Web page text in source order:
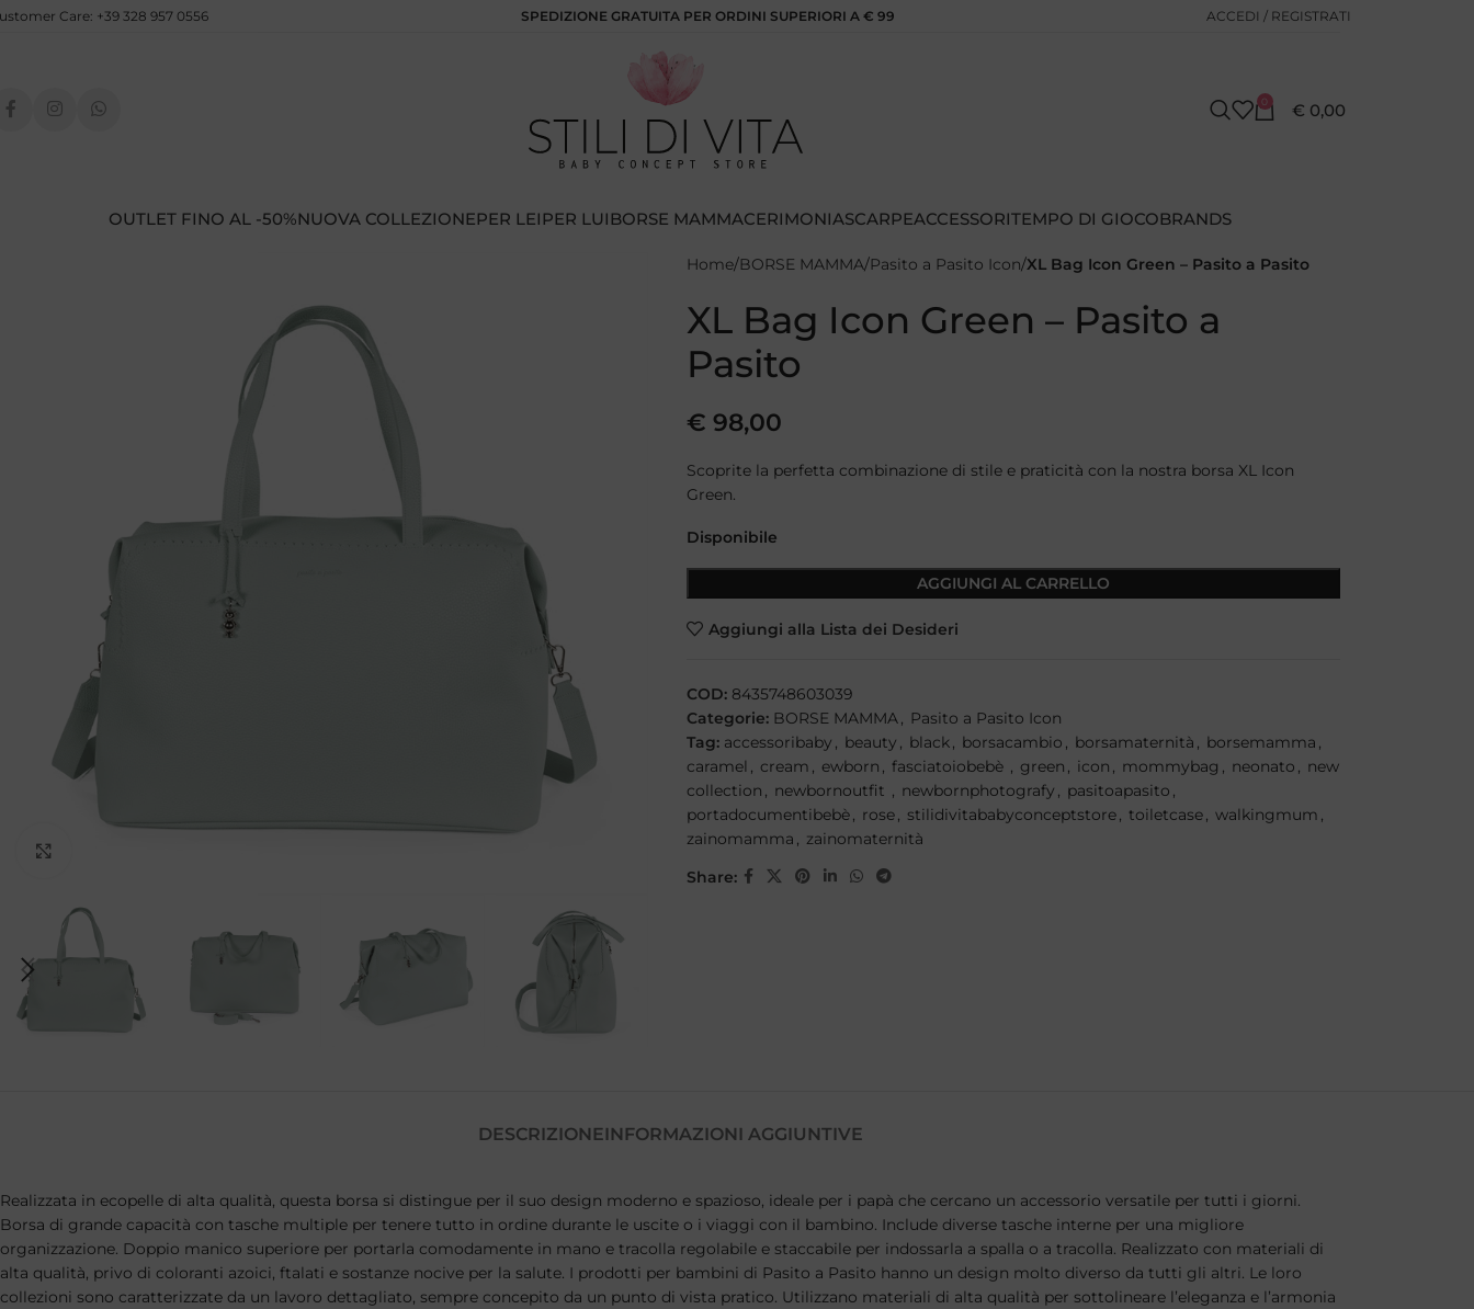
Care: +39 328 957 0556 SPEDIZIONE GRATUITA PER ORDINI SUPERIORI A € 99 ACCEDI / REGISTRATI
0 € 0,00
OUTLET FINO AL -50%NUOVA COLLEZIONEPER LEIPER LUIBORSE MAMMACERIMONIASCARPEACCESSORITEMPO DI GIOCOBRANDS
Home BORSE MAMMA Pasito a Pasito Icon XL Bag Icon Green – Pasito a Pasito
XL Bag Icon Green – Pasito a
Pasito
€ 98,00
Scoprite la perfetta combinazione di stile e praticità con la nostra borsa XL Icon
Green.
Disponibile
AGGIUNGI AL CARRELLO
Aggiungi alla Lista dei Desideri
COD: 8435748603039
Categorie: BORSE MAMMA, Pasito a Pasito Icon
Tag: accessoribaby , beauty , black, borsacambio , borsamaternità , borsemamma ,
caramel , cream , ewborn , fasciatoiobebè , green , icon , mommybag , neonato , new
collection , newbornoutfit , newbornphotografy , pasitoapasito ,
portadocumentibebè, rose, stilidivitababyconceptstore, toiletcase, walkingmum ,
zainomamma , zainomaternità
Share:
DESCRIZIONEINFORMAZIONI AGGIUNTIVE
Realizzata in ecopelle di alta qualità, questa borsa si distingue per il suo design moderno e spazioso, ideale per i papà che cercano un accessorio versatile per tutti i giorni.
Borsa di grande capacità con tasche multiple per tenere tutto in ordine durante le uscite o i viaggi con il bambino. Include diverse tasche interne per una migliore
organizzazione. Doppio manico superiore per portarla comodamente in mano e tracolla regolabile e staccabile per indossarla a spalla o a tracolla. Realizzato con materiali di
alta qualità, privo di coloranti azoici, ftalati e sostanze nocive per la salute. I prodotti per bambini di Pasito a Pasito hanno un design molto diverso da tutti gli altri. Le loro
collezioni sono caratterizzate da un lavoro dettagliato, sempre concepito da un punto di vista pratico. Utilizzano materiali di alta qualità per sottolineare l’eleganza e l’armonia